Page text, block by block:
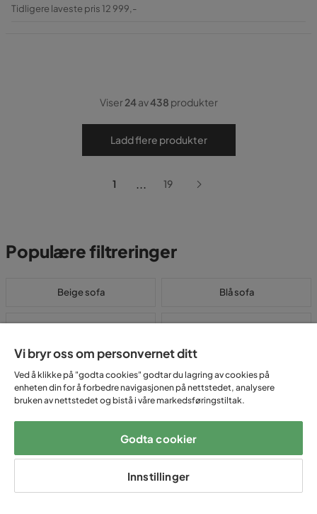
Tidligere laveste pris 12 999,-
Viser24av438 produkter
Ladd flere produkter
1 ... 19
Populære filtreringer
Beige sofa Blå sofa
Boucle sofa Buet sofa
Grå sofa
Gul Sofa Hvit sofa
Vi bryr oss om personvernet ditt
Ved å klikke på "godta cookies" godtar du lagring av cookies på
enheten din for å forbedre navigasjonen på nettstedet, analysere
bruken av nettstedet og bistå i våre markedsføringstiltak.
Godta cookier
Innstillinger